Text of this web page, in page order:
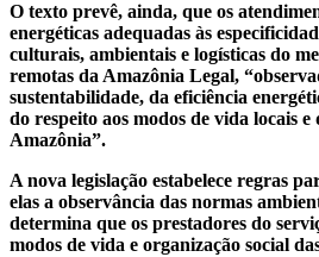
O texto prevê, ainda, que os
energéticas adequadas às
culturais, ambientais e logísticas do
remotas da Amazônia Legal,
sustentabilidade, da eficiência
do respeito aos modos de vida locais
Amazônia”.
A nova legislação estabelece regras
elas a observância das normas
determina que os prestadores do
modos de vida e organização social